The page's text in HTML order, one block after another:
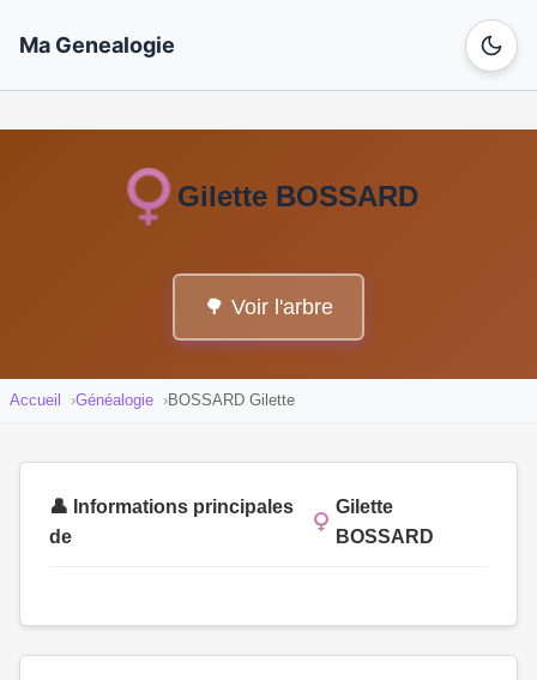
Ma Genealogie
Gilette BOSSARD
🌳 Voir l'arbre
Accueil Généalogie BOSSARD Gilette
👤 Informations principales
de
Gilette
BOSSARD